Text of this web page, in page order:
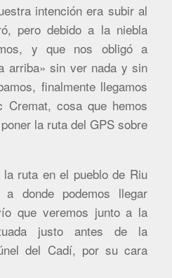
intención era subir al
pero debido a la niebla
y que nos obligó a
arriba» sin ver nada y sin
finalmente llegamos
cosa que hemos
la ruta del GPS sobre
la ruta en el pueblo de Riu
a donde podemos llegar
que veremos junto a la
justo antes de la
del Cadí, por su cara